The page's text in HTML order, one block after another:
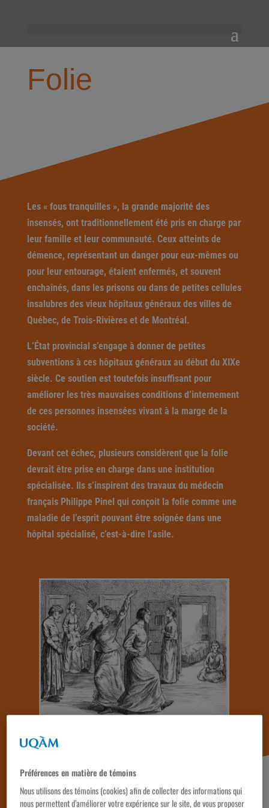
Folie
Les « fous tranquilles », la grande majorité des
insensés, ont traditionnellement été pris en charge par
leur famille et leur communauté. Ceux atteints de
démence, représentant un danger pour eux-mêmes ou
pour leur entourage, étaient enfermés, et souvent
enchaînés, dans les prisons ou dans de petites cellules
insalubres des vieux hôpitaux généraux des villes de
Québec, de Trois-Rivières et de Montréal.
L’État provincial s’engage à donner de petites
subventions à ces hôpitaux généraux au début du XIXe
siècle. Ce soutien est toutefois insuffisant pour
améliorer les très mauvaises conditions d’internement
de ces personnes insensées vivant à la marge de la
société.
Devant cet échec, plusieurs considèrent que la folie
devrait être prise en charge dans une institution
spécialisée. Ils s’inspirent des travaux du médecin
français Philippe Pinel qui conçoit la folie comme une
maladie de l’esprit pouvant être soignée dans une
hôpital spécialisé, c’est-à-dire l’asile.
Préférences en matière de témoins
Nous utilisons des témoins (cookies) afin de collecter des informations qui
nous permettent d’améliorer votre expérience sur le site, de vous proposer